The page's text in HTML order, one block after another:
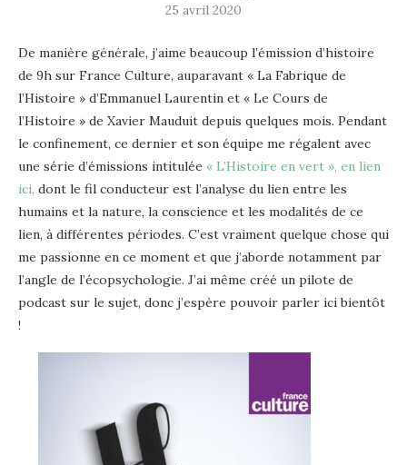
25 avril 2020
De manière générale, j’aime beaucoup l’émission d’histoire
de 9h sur France Culture, auparavant « La Fabrique de
l’Histoire » d’Emmanuel Laurentin et « Le Cours de
l’Histoire » de Xavier Mauduit depuis quelques mois. Pendant
le confinement, ce dernier et son équipe me régalent avec
une série d’émissions intitulée « L’Histoire en vert », en lien
ici, dont le fil conducteur est l’analyse du lien entre les
humains et la nature, la conscience et les modalités de ce
lien, à différentes périodes. C’est vraiment quelque chose qui
me passionne en ce moment et que j’aborde notamment par
l’angle de l’écopsychologie. J’ai même créé un pilote de
podcast sur le sujet, donc j’espère pouvoir parler ici bientôt
!